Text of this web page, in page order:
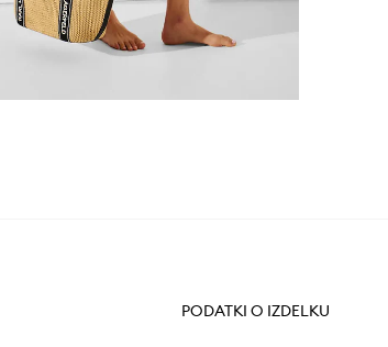
PODATKI O IZDELKU